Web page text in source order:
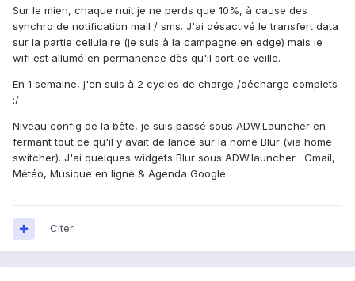
Sur le mien, chaque nuit je ne perds que 10%, à cause des
synchro de notification mail / sms. J'ai désactivé le transfert data
sur la partie cellulaire (je suis à la campagne en edge) mais le
wifi est allumé en permanence dès qu'il sort de veille.
En 1 semaine, j'en suis à 2 cycles de charge /décharge complets
:/
Niveau config de la bête, je suis passé sous ADW.Launcher en
fermant tout ce qu'il y avait de lancé sur la home Blur (via home
switcher). J'ai quelques widgets Blur sous ADW.launcher : Gmail,
Météo, Musique en ligne & Agenda Google.
Citer